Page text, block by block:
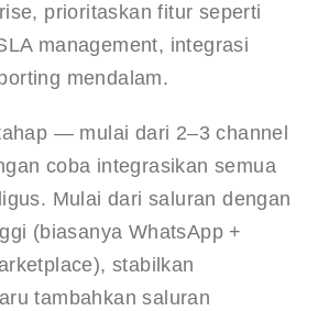
prioritaskan fitur seperti
management, integrasi
mendalam.
— mulai dari 2–3 channel
coba integrasikan semua
Mulai dari saluran dengan
(biasanya WhatsApp +
stabilkan
tambahkan saluran